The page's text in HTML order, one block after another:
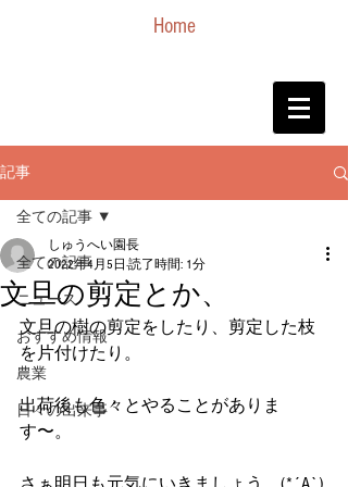
Home
記事
全ての記事
ニュース
おすすめ情報
農業
日々の出来事
全ての記事
文旦の剪定とか、
しゅうへい園長
2022年4月5日 読了時間: 1分
文旦の樹の剪定をしたり、剪定した枝
を片付けたり。
出荷後も色々とやることがありま
す〜。